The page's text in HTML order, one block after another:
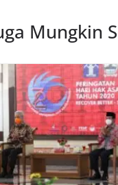
Mungkin